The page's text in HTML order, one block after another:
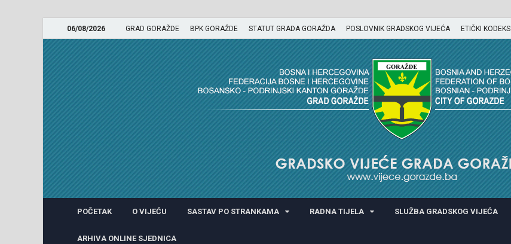
06/08/2026 GRAD GORAŽDE BPK GORAŽDE STATUT GRADA GORAŽDA POSLOVNIK GRADSKOG VIJEĆA ETIČKI KODEKS
GRADSKO VIJEĆE GRADA GORAŽDA
POČETAK O VIJEĆU SASTAV PO STRANKAMA RADNA TIJELA SLUŽBA GRADSKOG VIJEĆA
ARHIVA ONLINE SJEDNICA